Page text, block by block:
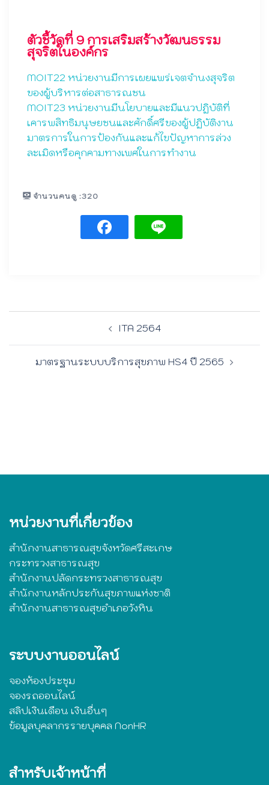
ตัวชี้วัดที่ 9 การเสริมสร้างวัฒนธรรม
สุจริตในองค์กร
MOIT22 หน่วยงานมีการเผยแพร่เจตจำนงสุจริต
ของผู้บริหารต่อสาธารณชน
MOIT23 หน่วยงานมีนโยบายและมีแนวปฏิบัติที่
เคารพสิทธิมนุษยชนและศักดิ์ศรีของผู้ปฏิบัติงาน
มาตรการในการป้องกันและแก้ไขปัญหาการล่วง
ละเมิดหรือคุกคามทางเพศในการทำงาน
จำนวนคนดู :320
ITA 2564
มาตรฐานระบบบริการสุขภาพ HS4 ปี 2565
หน่วยงานที่เกี่ยวข้อง
สำนักงานสาธารณสุขจังหวัดศรีสะเกษ
กระทรวงสาธารณสุข
สำนักงานปลัดกระทรวงสาธารณสุข
สำนักงานหลักประกันสุขภาพแห่งชาติ
สำนักงานสาธารณสุขอำเภอวังหิน
ระบบงานออนไลน์
จองห้องประชุม
จองรถออนไลน์
สลิปเงินเดือน เงินอื่นๆ
ข้อมูลบุคลากรรายบุคคล NonHR
สำหรับเจ้าหน้าที่